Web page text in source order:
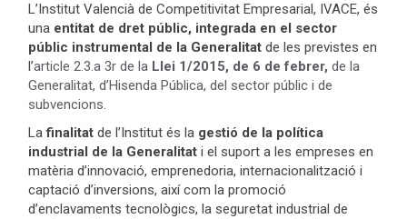
L’Institut Valencià de Competitivitat Empresarial, IVACE, és
una entitat de dret públic, integrada en el sector
públic instrumental de la Generalitat de les previstes en
l’article 2.3.a 3r de la Llei 1/2015, de 6 de febrer, de la
Generalitat, d’Hisenda Pública, del sector públic i de
subvencions.
Lafinalitat de l’Institut és la gestió de la política
industrial de la Generalitat i el suport a les empreses en
matèria d’innovació, emprenedoria, internacionalització i
captació d’inversions, així com la promoció
d’enclavaments tecnològics, la seguretat industrial de